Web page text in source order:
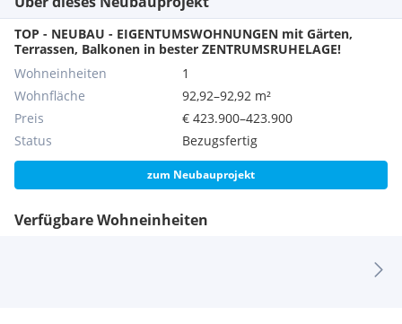
per E-Mail unterjasmin.rotter@sreal.at
Verfügbare Wohneinheiten
TOP - NEUBAU - EIGENTUMSWOHNUNGEN mit Gärten,
Terrassen, Balkonen in bester ZENTRUMSRUHELAGE!
Wohneinheiten
1
Wohnfläche
92,92–92,92 m²
Preis
€ 423.900–423.900
Status
Bezugsfertig
zum Neubauprojekt